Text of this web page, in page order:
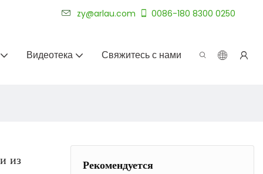
zy@arlau.com 0086-180 8300 0250
Видеотека Свяжитесь с нами
из
Рекомендуется